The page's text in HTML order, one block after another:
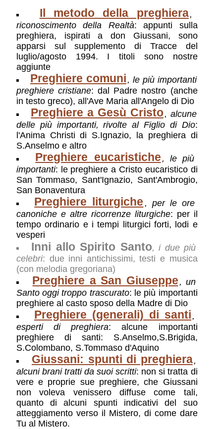
Il metodo della preghiera,
riconoscimento della Realtà: appunti sulla
preghiera, ispirati a don Giussani, sono
apparsi sul supplemento di Tracce del
luglio/agosto 1994. I titoli sono nostre
aggiunte
Preghiere comuni , le più importanti
preghiere cristiane: dal Padre nostro (anche
in testo greco), all'Ave Maria all'Angelo di Dio
Preghiere a Gesù Cristo, alcune
delle più importanti, rivolte al Figlio di Dio:
l'Anima Christi di S.Ignazio, la preghiera di
S.Anselmo e altro
Preghiere eucaristiche , le più
importanti: le preghiere a Cristo eucaristico di
San Tommaso, Sant'Ignazio, Sant'Ambrogio,
San Bonaventura
Preghiere liturgiche , per le ore
canoniche e altre ricorrenze liturgiche: per il
tempo ordinario e i tempi liturgici forti, lodi e
vesperi
Inni allo Spirito Santo, i due più
celebri: due inni antichissimi, testi e musica
(con melodia gregoriana)
Preghiere a San Giuseppe , un
Santo oggi troppo trascurato: le più importanti
preghiere al casto sposo della Madre di Dio
Preghiere (generali) di santi ,
esperti di preghiera: alcune importanti
preghiere di santi: S.Anselmo,S.Brigida,
S.Colombano, S.Tommaso d'Aquino
Giussani: spunti di preghiera,
alcuni brani tratti da suoi scritti: non si tratta di
vere e proprie sue preghiere, che Giussani
non voleva venissero diffuse come tali,
quanto di alcuni spunti indicativi del suo
atteggiamento verso il Mistero, di come dare
Tu al Mistero.